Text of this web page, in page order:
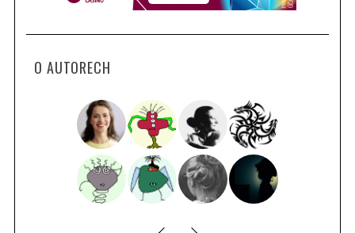
O AUTORECH